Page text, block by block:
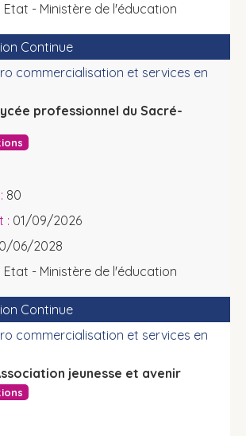
Etat - Ministère de l'éducation
Continue
commercialisation et services en
professionnel du Sacré-
80
01/09/2026
06/2028
Etat - Ministère de l'éducation
Continue
commercialisation et services en
jeunesse et avenir